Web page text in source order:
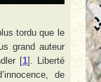
tordu que le
grand auteur
[1]
. Liberté
de